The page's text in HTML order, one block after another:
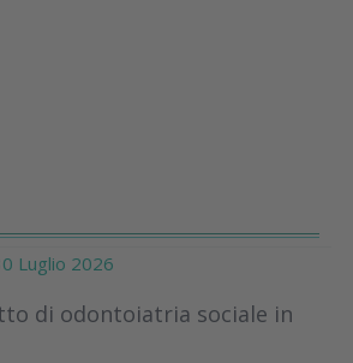
Luglio 2026
di odontoiatria sociale in